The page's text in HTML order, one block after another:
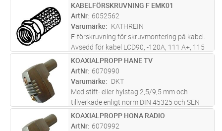
ST Lägg i kundvagn
KABELFÖRSKRUVNING F EMK01
ArtNr 6052562
Varumärke
KATHREIN
F-förskruvning för skruvmontering på kabel.
Avsedd för kabel LCD90, -120A, 111 A+, 115
A+.
ST Lägg i kundvagn
KOAXIALPROPP HANE TV
ArtNr 6070990
Varumärke
DKT
Med stift- eller hylstag 2,5/9,5 mm och
tillverkade enligt norm DIN 45325 och SEN
470515. Avsedd för inomhusledning.
ST Lägg i kundvagn
KOAXIALPROPP HONA RADIO
ArtNr 6070992